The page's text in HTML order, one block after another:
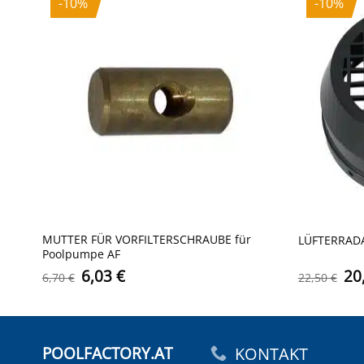
-10%
MUTTER FÜR VORFILTERSCHRAUBE für
Poolpumpe AF
6,70€ Ursprünglicher
Preis
6,70 €
6,03€Aktueller
6,03 €.
-10%
22,50€
POOLFACTORY.AT KONTAKT